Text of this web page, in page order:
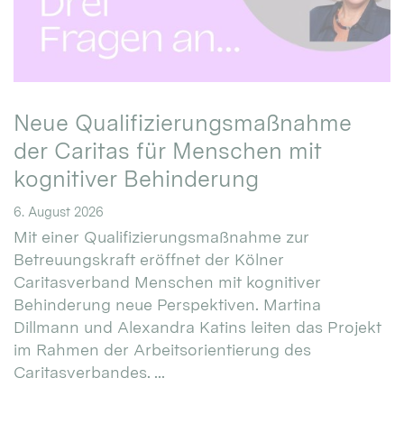
Neue Qualifizierungsmaßnahme
der Caritas für Menschen mit
kognitiver Behinderung
6. August 2026
Mit einer Qualifizierungsmaßnahme zur
Betreuungskraft eröffnet der Kölner
Caritasverband Menschen mit kognitiver
Behinderung neue Perspektiven. Martina
Dillmann und Alexandra Katins leiten das Projekt
im Rahmen der Arbeitsorientierung des
Caritasverbandes. ...